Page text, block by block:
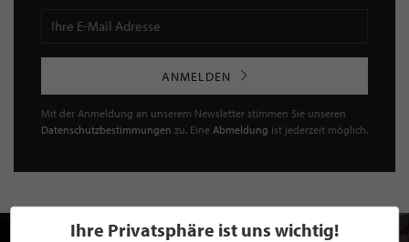
ANMELDEN
Mit der Anmeldung an unserem Newsletter stimmen Sie unseren
Datenschutzbestimmungen zu. Eine Abmeldung ist jederzeit möglich.
Ihre Privatsphäre ist uns wichtig!